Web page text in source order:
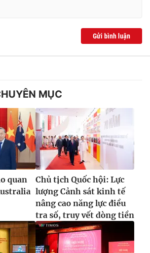
Gửi bình luận
MỤC
quan
Chủ tịch Quốc hội: Lực
lượng Cảnh sát kinh tế
nâng cao năng lực điều
tra số, truy vết dòng tiền